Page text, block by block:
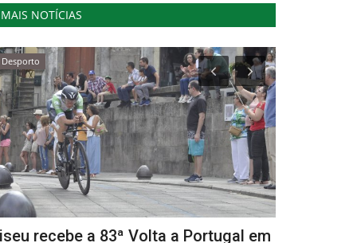
MAIS NOTÍCIAS
Desporto
recebe a 83ª Volta a Portugal em